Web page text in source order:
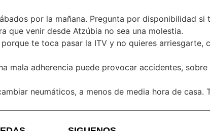
por la mañana. Pregunta por disponibilidad si
que venir desde Atzúbia no sea una molestia.
te toca pasar la ITV y no quieres arriesgarte,
mala adherencia puede provocar accidentes,
neumáticos, a menos de media hora de casa.